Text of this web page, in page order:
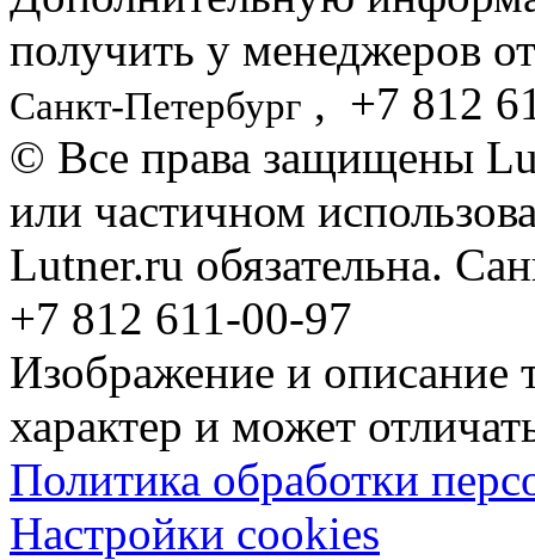
получить у менеджеров
Санкт-Петербург , +7 812
© Все права защищены
или частичном
Lutner.ru обязательна.
+7 812 611-00-97
Изображение и описание
характер и может
Политика обработки
Настройки cookies